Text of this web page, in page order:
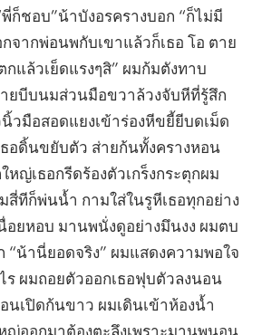
ก็ชอบ”น้าบังอรครางบอก “ก็ไม่มี
จากพ่อนพกับเขาแล้วก็เธอ โอ ตาย
กแล้วเย็ดแรงๆสิ” ผมก้มตังทาบ
ยบีบนมส่วนมือขวาล้วงจับหีที่รู้สึก
วมือสอดแยงเข้าร่องหีขยี้ยีบดเม็ด
อดิ้นขยับตัว ส่ายก้นทั้งครางหอน
หญ่เธอกรีดร้องตัวเกร็งกระตุกผม
สี่ทีก็พ่นน้ำ กามใส่ในรูหีเธอทุกอย่าง
อยหอบ มานพนั่งดูอย่างมึนงง ผมตบ
“น้านี่ยอดจริง” ผมแสดงความพอใจ
ร ผมถอยตัวออกเธอฟุบตัวลงนอน
เปิดก้นขาว ผมเดินเข้าห้องน้ำ
ญ่ออกมาต้องตะลึงเพราะมานพนอน